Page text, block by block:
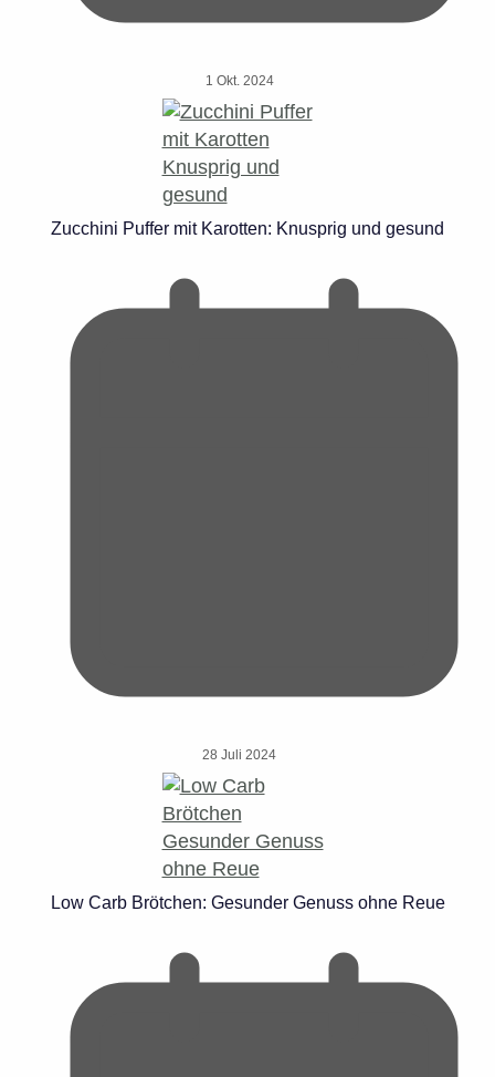
1 Okt. 2024
Zucchini Puffer mit Karotten: Knusprig und gesund
28 Juli 2024
Low Carb Brötchen: Gesunder Genuss ohne Reue